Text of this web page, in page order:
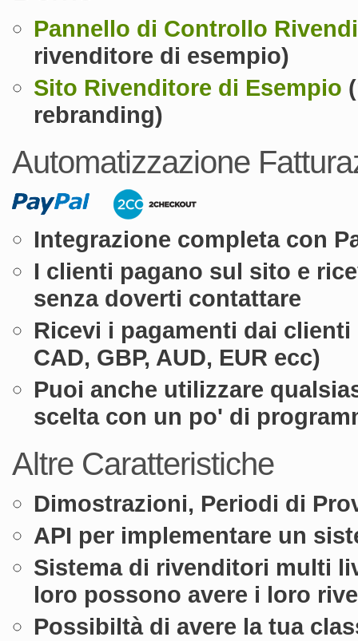
Pannello di Controllo
rivenditore di esempio)
Sito Rivenditore di Esempio
rebranding)
Automatizzazione
Integrazione completa con
I clienti pagano sul sito e
senza doverti contattare
Ricevi i pagamenti dai
CAD, GBP, AUD, EUR ecc)
Puoi anche utilizzare
scelta con un po' di
Altre Caratteristiche
Dimostrazioni, Periodi di
API per implementare un
Sistema di rivenditori multi
loro possono avere i loro
Possibiltà di avere la tua